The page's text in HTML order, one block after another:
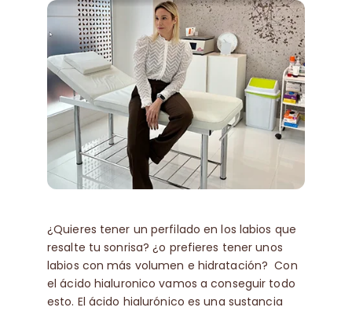
Trabaja con nosotros
Contacto
🛒
Español
¿Quieres tener un perfilado en los labios que
resalte tu sonrisa? ¿o prefieres tener unos
labios con más volumen e hidratación? Con
el ácido hialuronico vamos a conseguir todo
esto. El ácido hialurónico es una sustancia